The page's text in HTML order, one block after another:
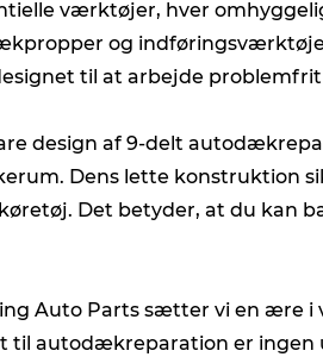
værktøjer, hver
og
til at arbejde
design af 9-delt
Dens lette konstruktion
Det betyder, at du kan
Auto Parts sætter vi en ære
til autodækreparation er ingen